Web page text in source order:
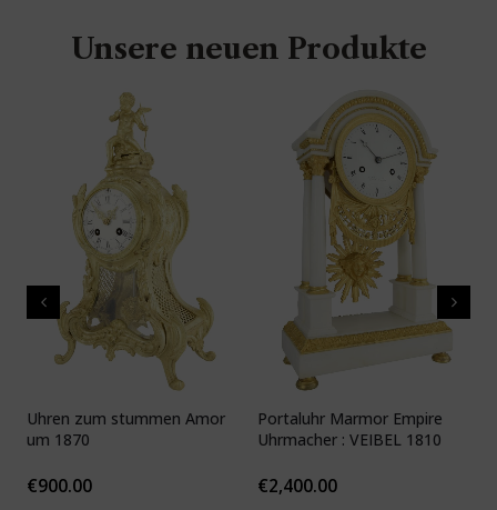
Unsere neuen Produkte
Uhren zum stummen Amor
um 1870
€900.00
Portaluhr Marmor Empire
Uhrmacher : VEIBEL 1810
€2,400.00